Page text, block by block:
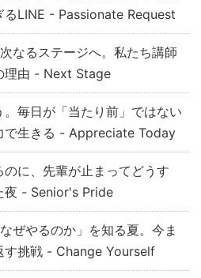
るLINE - Passionate Request
なるステージへ。私たち講師
理由 - Next Stage
毎日が「当たり前」ではない
で生きる - Appreciate Today
のに、先輩が止まってどうす
夜 - Senior's Pride
ぜやるのか」を知る夏。今ま
す挑戦 - Change Yourself